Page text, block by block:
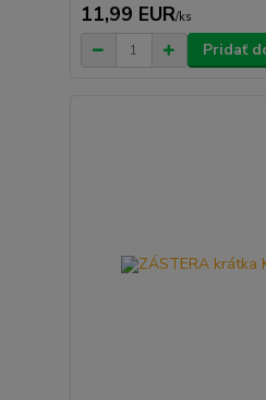
11,99 EUR/ks
Pridať